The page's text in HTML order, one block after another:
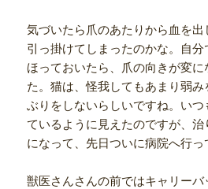
気づいたら爪のあたりから血を
引っ掛けてしまったのかな。自
ほっておいたら、爪の向きが変
た。猫は、怪我してもあまり弱
ぶりをしないらしいですね。い
ているように見えたのですが、
になって、先日ついに病院へ行っ
獣医さんさんの前ではキャリー